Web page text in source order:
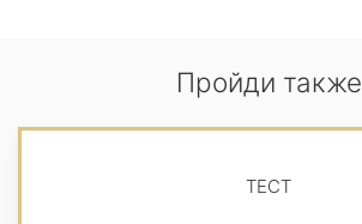
Пройди также
ТЕСТ